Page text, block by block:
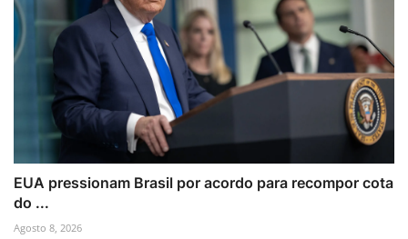
EUA pressionam Brasil por acordo para recompor cota
do ...
Agosto 8, 2026